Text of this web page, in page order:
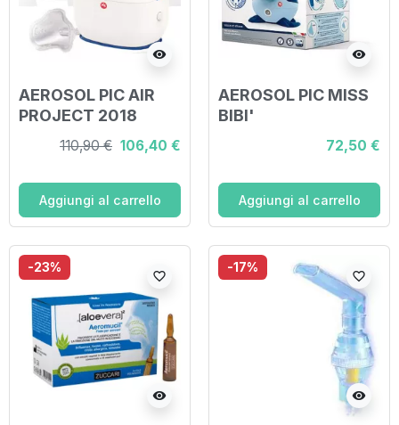
visibility
AEROSOL PIC AIR
PROJECT 2018
110,90 € 106,40 €
Aggiungi al carrello
visibility
AEROSOL PIC MISS
BIBI'
72,50 €
Aggiungi al carrello
-23%
visibility
favorite_border
-17%
visibility
favorite_border